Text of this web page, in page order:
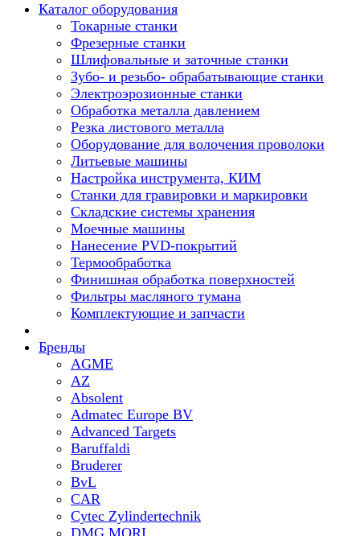
Каталог оборудования
Токарные станки
Фрезерные станки
Шлифовальные и заточные станки
Зубо- и резьбо- обрабатывающие станки
Электроэрозионные станки
Обработка металла давлением
Резка листового металла
Оборудование для волочения проволоки
Литьевые машины
Настройка инструмента, КИМ
Станки для гравировки и маркировки
Складские системы хранения
Моечные машины
Нанесение PVD-покрытий
Термообработка
Финишная обработка поверхностей
Фильтры масляного тумана
Комплектующие и запчасти
Бренды
AGME
AZ
Absolent
Admatec Europe BV
Advanced Targets
Baruffaldi
Bruderer
BvL
CAR
Cytec Zylindertechnik
DMG MORI